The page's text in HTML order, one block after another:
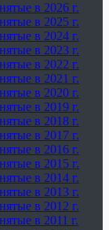
в 2026 г.
в 2025 г.
в 2024 г.
в 2023 г.
в 2022 г.
в 2021 г.
в 2020 г.
в 2019 г.
в 2018 г.
в 2017 г.
в 2016 г.
в 2015 г.
в 2014 г.
в 2013 г.
в 2012 г.
в 2011 г.